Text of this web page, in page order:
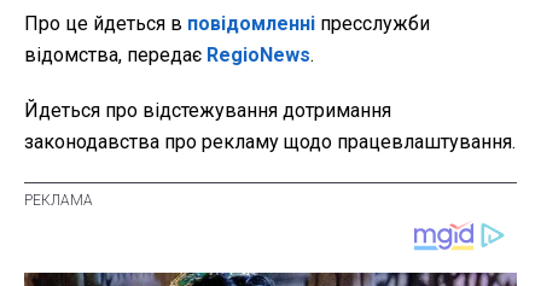
Про це йдеться в повідомленні пресслужби
відомства, передає RegioNews.
Йдеться про відстежування дотримання
законодавства про рекламу щодо працевлаштування.